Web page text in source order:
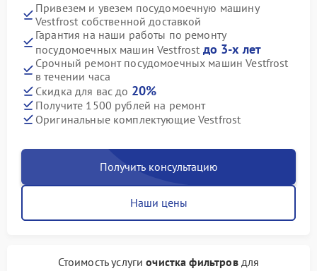
Привезем и увезем посудомоечную машину
Vestfrost собственной доставкой
Гарантия на наши работы по ремонту
посудомоечных машин Vestfrost до 3-х лет
Срочный ремонт посудомоечных машин Vestfrost
в течении часа
Скидка для вас до 20%
Получите 1500 рублей на ремонт
Оригинальные комплектующие Vestfrost
Получить консультацию
Наши цены
Стоимость услугиочистка фильтровдля